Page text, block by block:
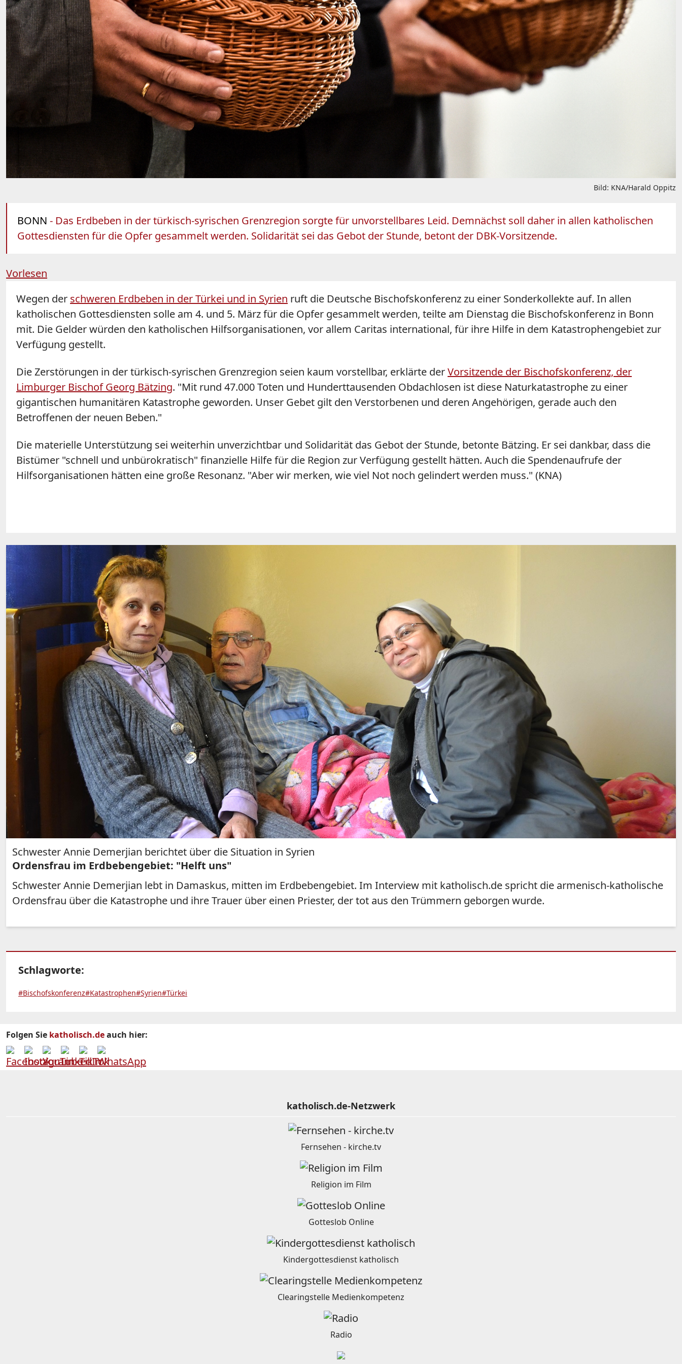
Bild: KNA/Harald Oppitz
BONN - Das Erdbeben in der türkisch-syrischen Grenzregion sorgte für unvorstellbares Leid. Demnächst soll daher in allen katholischen
Gottesdiensten für die Opfer gesammelt werden. Solidarität sei das Gebot der Stunde, betont der DBK-Vorsitzende.
Vorlesen
Wegen der schweren Erdbeben in der Türkei und in Syrien ruft die Deutsche Bischofskonferenz zu einer Sonderkollekte auf. In allen
katholischen Gottesdiensten solle am 4. und 5. März für die Opfer gesammelt werden, teilte am Dienstag die Bischofskonferenz in Bonn
mit. Die Gelder würden den katholischen Hilfsorganisationen, vor allem Caritas international, für ihre Hilfe in dem Katastrophengebiet zur
Verfügung gestellt.
Die Zerstörungen in der türkisch-syrischen Grenzregion seien kaum vorstellbar, erklärte derVorsitzende der Bischofskonferenz, der
Limburger Bischof Georg Bätzing. "Mit rund 47.000 Toten und Hunderttausenden Obdachlosen ist diese Naturkatastrophe zu einer
gigantischen humanitären Katastrophe geworden. Unser Gebet gilt den Verstorbenen und deren Angehörigen, gerade auch den
Betroffenen der neuen Beben."
Die materielle Unterstützung sei weiterhin unverzichtbar und Solidarität das Gebot der Stunde, betonte Bätzing. Er sei dankbar, dass die
Bistümer "schnell und unbürokratisch" finanzielle Hilfe für die Region zur Verfügung gestellt hätten. Auch die Spendenaufrufe der
Hilfsorganisationen hätten eine große Resonanz. "Aber wir merken, wie viel Not noch gelindert werden muss." (KNA)
Schwester Annie Demerjian berichtet über die Situation in Syrien
Ordensfrau im Erdbebengebiet: "Helft uns"
Schwester Annie Demerjian lebt in Damaskus, mitten im Erdbebengebiet. Im Interview mit katholisch.de spricht die armenisch-katholische
Ordensfrau über die Katastrophe und ihre Trauer über einen Priester, der tot aus den Trümmern geborgen wurde.
Schlagworte:
#Bischofskonferenz#Katastrophen#Syrien#Türkei
Folgen Sie katholisch.deauch hier:
katholisch.de-Netzwerk
Fernsehen - kirche.tv
Religion im Film
Gotteslob Online
Kindergottesdienst katholisch
Clearingstelle Medienkompetenz
Radio